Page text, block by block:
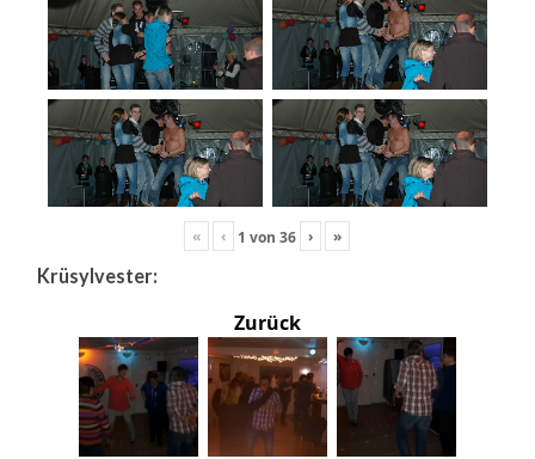
« ‹ 1 von36 › »
Krüsylvester:
Zurück